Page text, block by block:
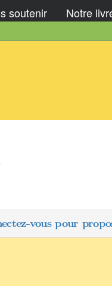
soutenir Notre
vous pour